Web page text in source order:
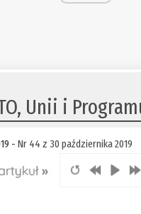
Unii i
-Nr 44 z 30 października 2019